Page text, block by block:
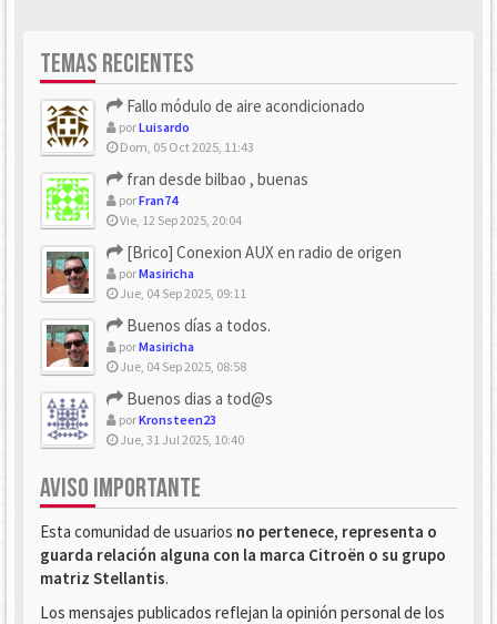
TEMAS RECIENTES
Fallo módulo de aire acondicionado
porLuisardo
Dom, 05 Oct 2025, 11:43
fran desde bilbao , buenas
porFran74
Vie, 12 Sep 2025, 20:04
[Brico] Conexion AUX en radio de origen
porMasiricha
Jue, 04 Sep 2025, 09:11
Buenos días a todos.
porMasiricha
Jue, 04 Sep 2025, 08:58
Buenos dias a tod@s
porKronsteen23
Jue, 31 Jul 2025, 10:40
AVISO IMPORTANTE
Esta comunidad de usuarios no pertenece, representa o
guarda relación alguna con la marca Citroën o su grupo
matriz Stellantis.
Los mensajes publicados reflejan la opinión personal de los